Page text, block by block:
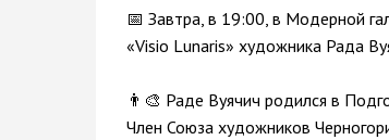
📅 Завтра, в 19:00, в Модерной
«Visio Lunaris» художника Рада
👨‍🎨 Раде Вуячич родился в
Член Союза художников